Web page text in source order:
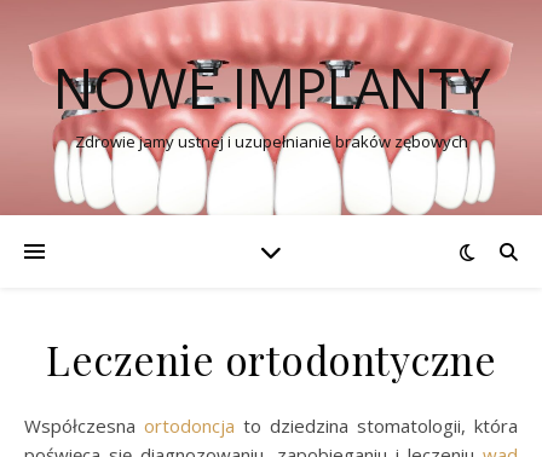
NOWE IMPLANTY
Zdrowie jamy ustnej i uzupełnianie braków zębowych
Leczenie ortodontyczne
Współczesna ortodoncja to dziedzina stomatologii, która